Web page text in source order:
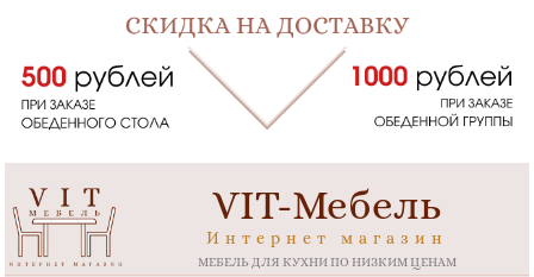
VIT-Мебель
Интернет магазин
МЕБЕЛЬ ДЛЯ КУХНИ ПО НИЗКИМ ЦЕНАМ